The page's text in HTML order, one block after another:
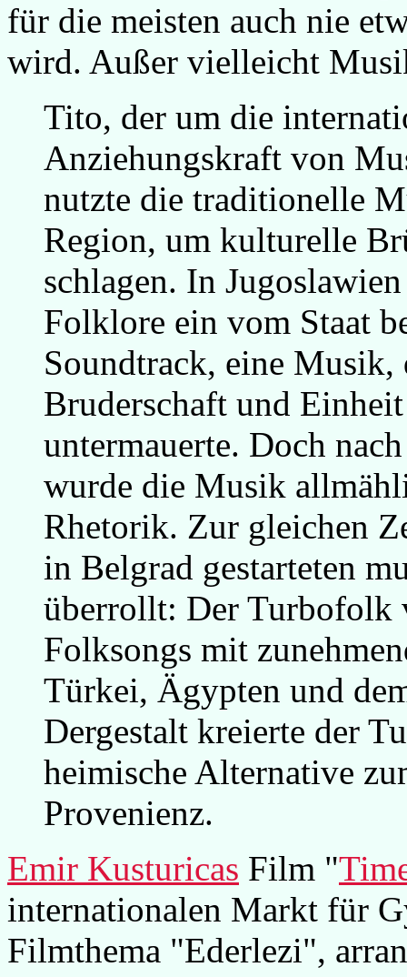
für die meisten auch nie
wird. Außer vielleicht
Tito, der um die
Anziehungskraft von
nutzte die traditionelle
Region, um kulturelle
schlagen. In
Folklore ein vom Staat
Soundtrack, eine Musik,
Bruderschaft und Einheit
untermauerte. Doch
wurde die Musik
Rhetorik. Zur gleichen
in Belgrad gestarteten
überrollt: Der Turbofolk
Folksongs mit
Türkei, Ägypten und
Dergestalt kreierte der
heimische Alternative
Provenienz.
Emir Kusturicas Film "
internationalen Markt für
Filmthema "Ederlezi",